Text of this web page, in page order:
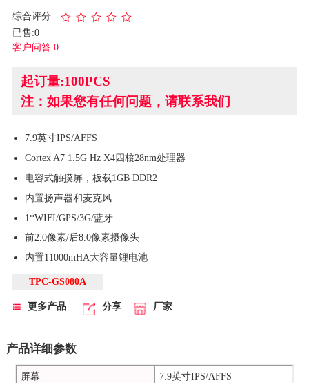
综合评分
已售:0
客户问答 0
起订量:100PCS
注：如果您有任何问题，请联系我们
7.9英寸IPS/AFFS
Cortex A7 1.5G Hz X4四核28nm处理器
电容式触摸屏，板载1GB DDR2
内置扬声器和麦克风
1*WIFI/GPS/3G/蓝牙
前2.0像素/后8.0像素摄像头
内置11000mHA大容量锂电池
TPC-GS080A
更多产品 分享 厂家
产品详细参数
屏幕 7.9英寸IPS/AFFS